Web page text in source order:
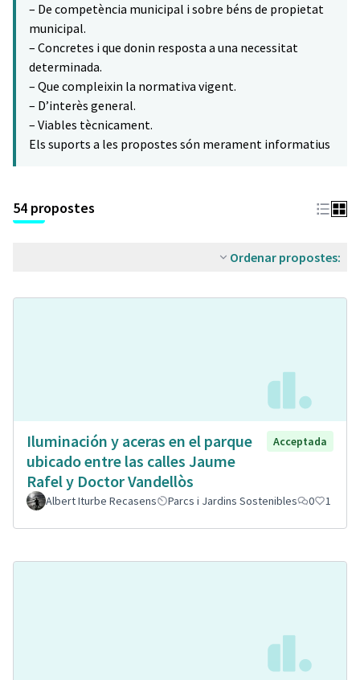
– De competència municipal i sobre béns de propietat
municipal.
– Concretes i que donin resposta a una necessitat
determinada.
– Que compleixin la normativa vigent.
– D’interès general.
– Viables tècnicament.
Els suports a les propostes són merament informatius
54 propostes
Ordenar propostes:
Iluminación y aceras en el parque
ubicado entre las calles Jaume
Rafel y Doctor Vandellòs
Acceptada
Albert Iturbe Recasens Parcs i Jardins Sostenibles 0 1